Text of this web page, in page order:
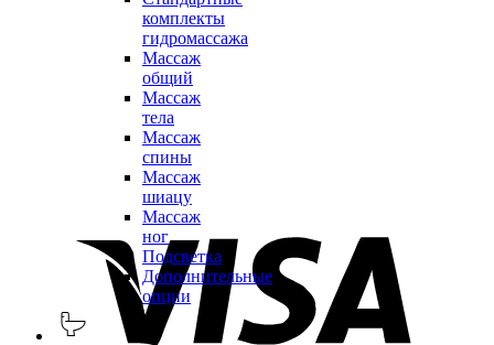
комплекты
гидромассажа
Массаж
общий
Массаж
тела
Массаж
спины
Массаж
шиацу
Массаж
ног
Подсветка
Дополнительные
опции